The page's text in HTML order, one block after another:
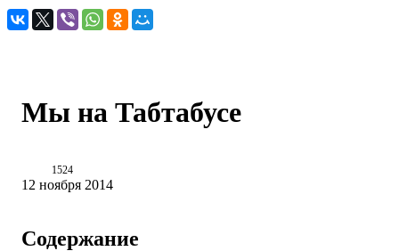
Мы на Табтабусе
1524
12 ноября 2014
Содержание